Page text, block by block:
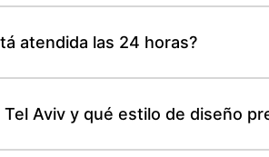
atendida las 24 horas?
Aviv y qué estilo de diseño